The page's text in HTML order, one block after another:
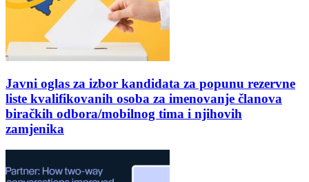
Javni oglas za izbor kandidata za popunu rezervne
liste kvalifikovanih osoba za imenovanje članova
biračkih odbora/mobilnog tima i njihovih
zamjenika